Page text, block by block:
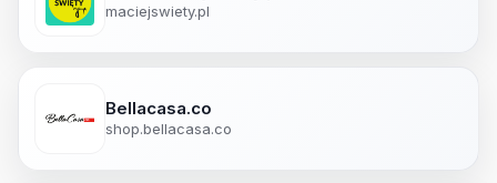
maciejswiety.pl
Bellacasa.co
shop.bellacasa.co